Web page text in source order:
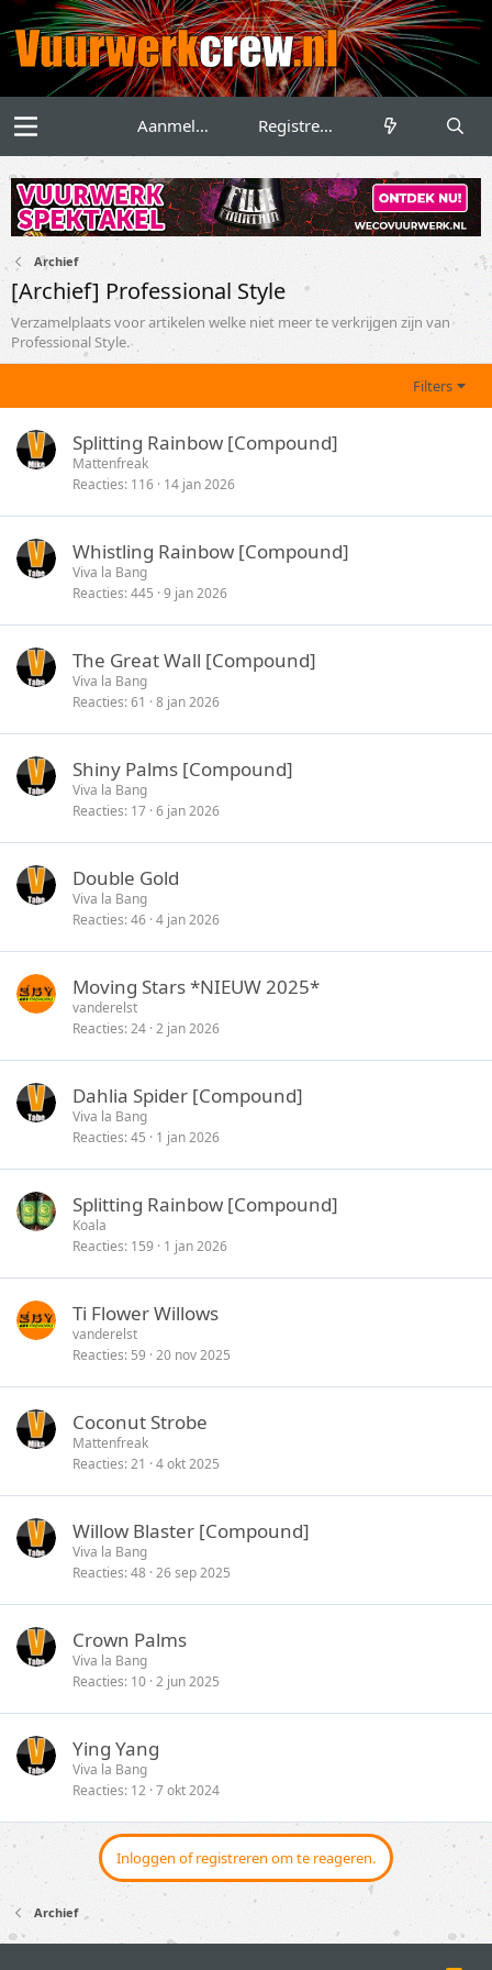
Aanmelden Registreren
Archief
[Archief] Professional Style
Verzamelplaats voor artikelen welke niet meer te verkrijgen zijn van
Professional Style.
Filters
Splitting Rainbow [Compound]
Mattenfreak
Reacties 116 14 jan 2026
Whistling Rainbow [Compound]
Viva la Bang
Reacties 445 9 jan 2026
The Great Wall [Compound]
Viva la Bang
Reacties 61 8 jan 2026
Shiny Palms [Compound]
Viva la Bang
Reacties 17 6 jan 2026
Double Gold
Viva la Bang
Reacties 46 4 jan 2026
Moving Stars *NIEUW 2025*
vanderelst
Reacties 24 2 jan 2026
Dahlia Spider [Compound]
Viva la Bang
Reacties 45 1 jan 2026
Splitting Rainbow [Compound]
Koala
Reacties 159 1 jan 2026
Ti Flower Willows
vanderelst
Reacties 59 20 nov 2025
Coconut Strobe
Mattenfreak
Reacties 21 4 okt 2025
Willow Blaster [Compound]
Viva la Bang
Reacties 48 26 sep 2025
Crown Palms
Viva la Bang
Reacties 10 2 jun 2025
Ying Yang
Viva la Bang
Reacties 12 7 okt 2024
Inloggen of registreren om te reageren.
Archief